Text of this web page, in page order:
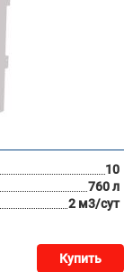
10
760 л
2 м3/сут
Купить